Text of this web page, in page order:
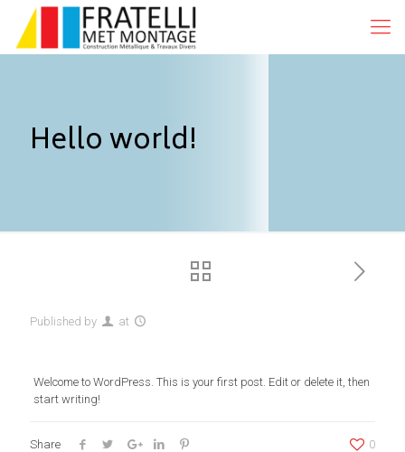
Hello world!
Published by at
Welcome to WordPress. This is your first post. Edit or delete it, then
start writing!
Share 0